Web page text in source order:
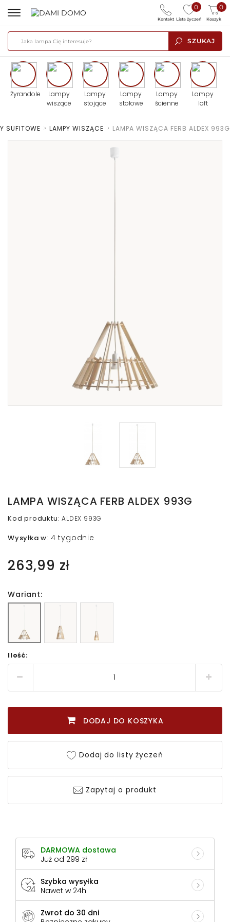
SZUKAJ
0
Lista życzeń
0
Koszyk
Kontakt
Żyrandole
Lampy
wiszące
Lampy
stojące
Lampy
stołowe
Lampy
ścienne
Lampy
loft
SUFITOWE > LAMPY WISZĄCE > LAMPA WISZĄCA FERB ALDEX 993G
LAMPA WISZĄCA FERB ALDEX 993G
Kod produktu:ALDEX 993G
Wysyłka w: 4 tygodnie
263,99 zł
Wariant:
Ilość:
DODAJ DO KOSZYKA
Dodaj do listy życzeń
Zapytaj o produkt
DARMOWA dostawa
Już od 299 zł
Szybka wysyłka
Nawet w 24h
Zwrot do 30 dni